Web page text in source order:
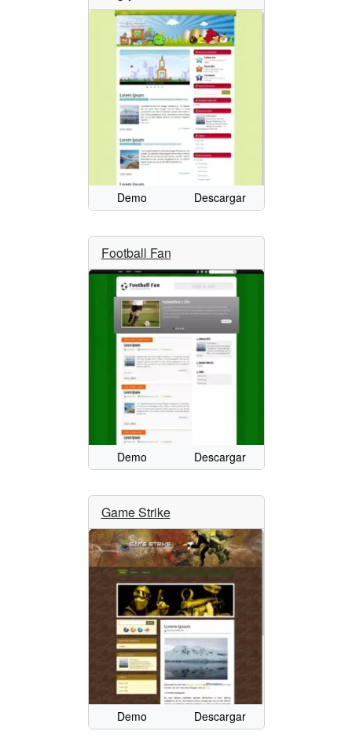
Demo Descargar
Football Fan
Demo Descargar
Game Strike
Demo Descargar